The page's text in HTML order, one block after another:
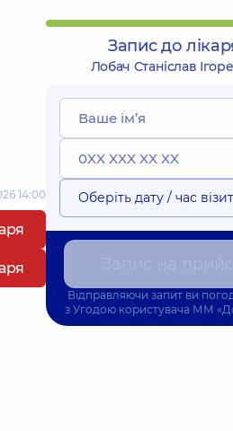
14:00
Запис до
Лобач Станіслав
Оберіть дату / час
Відправляючи запит ви
з Угодою користувача ММ